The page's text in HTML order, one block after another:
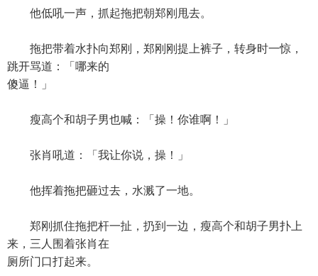
他低吼一声，抓起拖把朝郑刚甩去。
拖把带着水扑向郑刚，郑刚刚提上裤子，转身时一惊，
跳开骂道：「哪来的
傻逼！」
瘦高个和胡子男也喊：「操！你谁啊！」
张肖吼道：「我让你说，操！」
他挥着拖把砸过去，水溅了一地。
郑刚抓住拖把杆一扯，扔到一边，瘦高个和胡子男扑上
来，三人围着张肖在
厕所门口打起来。